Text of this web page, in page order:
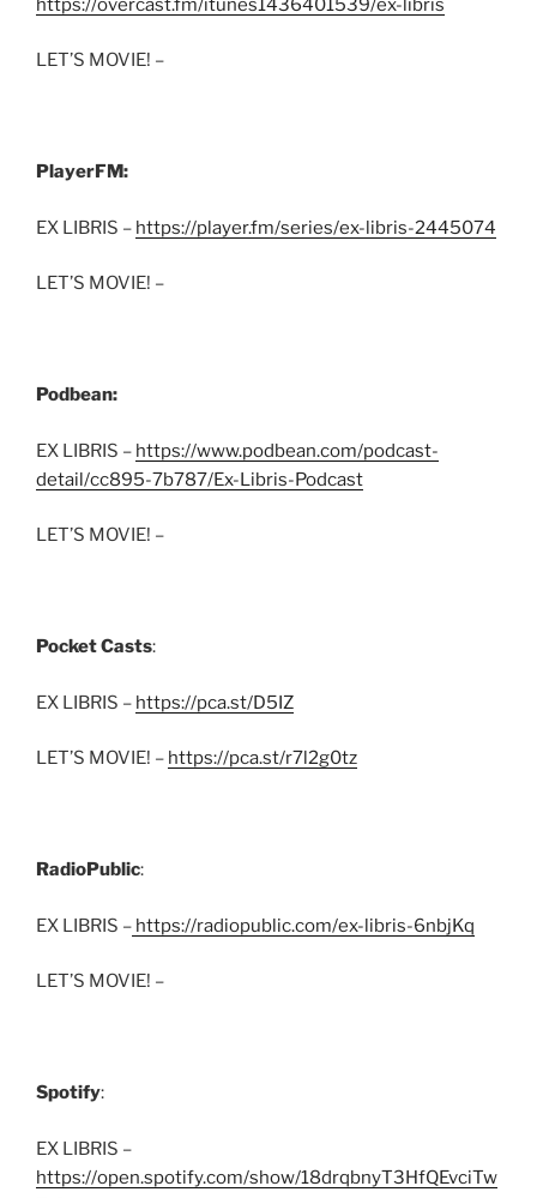
https://overcast.fm/itunes1436401539/ex-libris
LET’S MOVIE! –
PlayerFM:
EX LIBRIS – https://player.fm/series/ex-libris-2445074
LET’S MOVIE! –
Podbean:
EX LIBRIS – https://www.podbean.com/podcast-
detail/cc895-7b787/Ex-Libris-Podcast
LET’S MOVIE! –
Pocket Casts:
EX LIBRIS – https://pca.st/D5IZ
LET’S MOVIE! – https://pca.st/r7l2g0tz
RadioPublic:
EX LIBRIS – https://radiopublic.com/ex-libris-6nbjKq
LET’S MOVIE! –
Spotify:
EX LIBRIS –
https://open.spotify.com/show/18drqbnyT3HfQEvciTw